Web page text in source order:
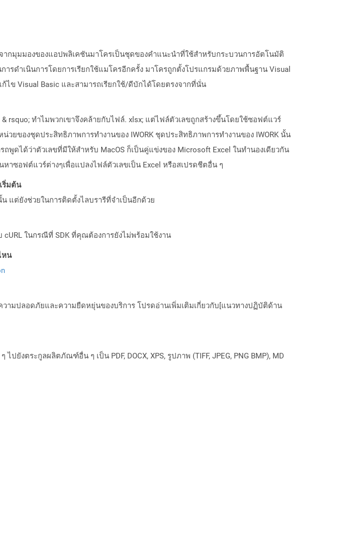
กมุมมองของแอปพลิเคชันมาโครเป็นชุดของคำแนะนำที่ใช้สำหรับกระบวนการอัตโนมัติ
ดำเนินการโดยการเรียกใช้แมโครอีกครั้ง มาโครถูกตั้งโปรแกรมด้วยภาพพื้นฐาน Visual
ไข Visual Basic และสามารถเรียกใช้/ดีบักได้โดยตรงจากที่นั่น
rsquo; ทำไมพวกเขาจึงคล้ายกับไฟล์. xlsx; แต่ไฟล์ตัวเลขถูกสร้างขึ้นโดยใช้ซอฟต์แวร์
ยของชุดประสิทธิภาพการทำงานของ IWORK ชุดประสิทธิภาพการทำงานของ IWORK นั้น
พูดได้ว่าตัวเลขที่มีให้สำหรับ MacOS ก็เป็นคู่แข่งของ Microsoft Excel ในทำนองเดียวกัน
ซอฟต์แวร์ต่างๆเพื่อแปลงไฟล์ตัวเลขเป็น Excel หรือสเปรดชีตอื่น ๆ
ริ่มต้น
แต่ยังช่วยในการติดตั้งไลบรารีที่จำเป็นอีกด้วย
cURL ในกรณีที่ SDK ที่คุณต้องการยังไม่พร้อมใช้งาน
หน
วามปลอดภัยและความยืดหยุ่นของบริการ โปรดอ่านเพิ่มเติมเกี่ยวกับ[แนวทางปฏิบัติด้าน
งตระกูลผลิตภัณฑ์อื่น ๆ เป็น PDF, DOCX, XPS, รูปภาพ (TIFF, JPEG, PNG BMP), MD